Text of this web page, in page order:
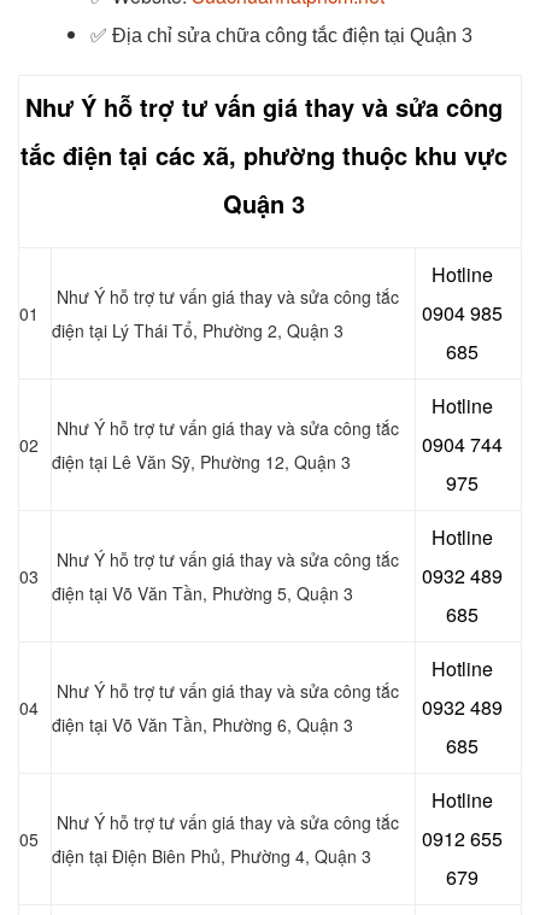
✅ Địa chỉ sửa chữa công tắc điện tại Quận 3
Như Ý hỗ trợ tư vấn giá thay và sửa công
tắc điện tại các xã, phường thuộc khu vực
Quận 3
01
Như Ý hỗ trợ tư vấn giá thay và sửa công tắc
điện tại Lý Thái Tổ, Phường 2, Quận 3
Hotline
0904 985
685
02
Như Ý hỗ trợ tư vấn giá thay và sửa công tắc
điện tại Lê Văn Sỹ, Phường 12, Quận 3
Hotline
0904 744
975
03
Như Ý hỗ trợ tư vấn giá thay và sửa công tắc
điện tại Võ Văn Tần, Phường 5, Quận 3
Hotline
0932 489
685
04
Như Ý hỗ trợ tư vấn giá thay và sửa công tắc
điện tại Võ Văn Tần, Phường 6, Quận 3
Hotline
0932 489
685
05
Như Ý hỗ trợ tư vấn giá thay và sửa công tắc
điện tại Điện Biên Phủ, Phường 4, Quận 3
Hotline
0912 655
679